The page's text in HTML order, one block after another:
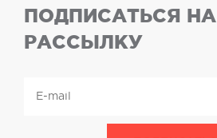
ПОДПИСАТЬСЯ НА
РАССЫЛКУ